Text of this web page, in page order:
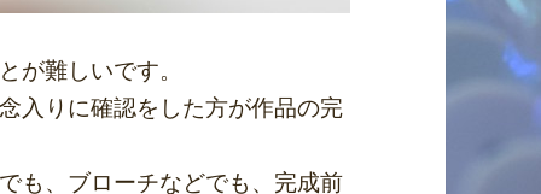
が難しいです。
入りに確認をした方が作品の完
も、ブローチなどでも、完成前